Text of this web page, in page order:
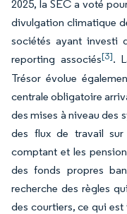
2025, la SEC a voté
divulgation climatique
sociétés ayant investi
reporting associés[3].
Trésor évolue
centrale obligatoire
des mises à niveau des
des flux de travail
comptant et les
des fonds propres
recherche des règles
des courtiers, ce qui